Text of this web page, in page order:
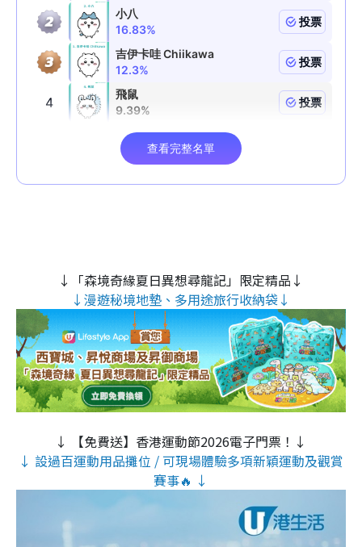
↓「森境奇緣夏日異想尋龍記」限定精品↓
↓漫遊秘境地墊、多用途旅行收納袋↓
↓ 【免費送】香港運動節2026電子門票！↓
↓ 設過百運動用品攤位 / 可現場體驗多項新穎運動及觀賞
賽事🔥 ↓